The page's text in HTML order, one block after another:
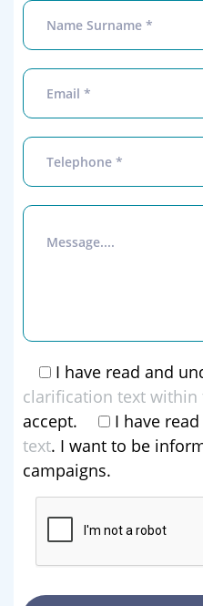
I have read and
clarification text within
accept.
I have read
text. I want to be
campaigns.